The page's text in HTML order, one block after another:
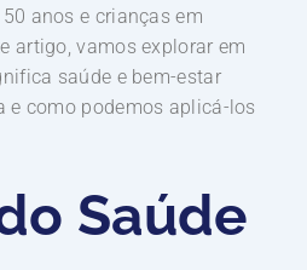
anos e crianças em
artigo, vamos explorar em
saúde e bem-estar
e como podemos aplicá-los
Saúde